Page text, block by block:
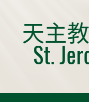
天主
St.